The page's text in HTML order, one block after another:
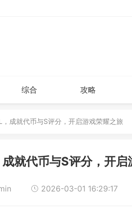
综合 攻略
，成就代币与S评分，开启游戏荣耀之旅
就代币与S评分，开启
2026-03-01 16:29:17